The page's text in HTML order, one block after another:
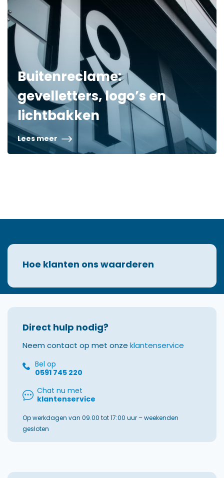
Buitenreclame:
gevelletters, logo’s en
lichtbakken
Lees meer
Hoe klanten ons waarderen
Direct hulp nodig?
Neem contact op met onze klantenservice
Bel op
0591 745 220
Chat nu met
klantenservice
Op werkdagen van 09.00 tot 17:00 uur – weekenden
gesloten